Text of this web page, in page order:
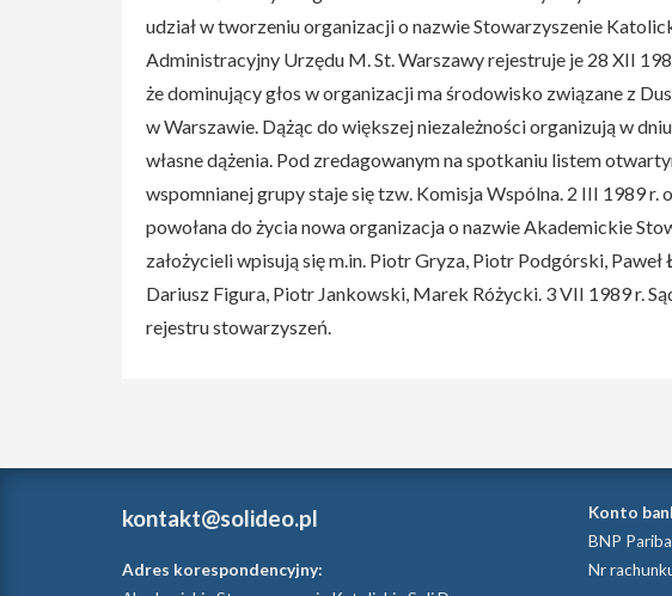
udział w tworzeniu organizacji o nazwie Stowarzyszenie
Administracyjny Urzędu M. St. Warszawy rejestruje je 28 XII
że dominujący głos w organizacji ma środowisko związane z
w Warszawie. Dążąc do większej niezależności organizują w
własne dążenia. Pod zredagowanym na spotkaniu listem
wspomnianej grupy staje się tzw. Komisja Wspólna. 2 III 1989
powołana do życia nowa organizacja o nazwie Akademickie
założycieli wpisują się m.in. Piotr Gryza, Piotr Podgórski,
Dariusz Figura, Piotr Jankowski, Marek Różycki. 3 VII 1989 r.
rejestru stowarzyszeń.
kontakt@solideo.pl
Adres korespondencyjny:
Konto
BNP
Nr